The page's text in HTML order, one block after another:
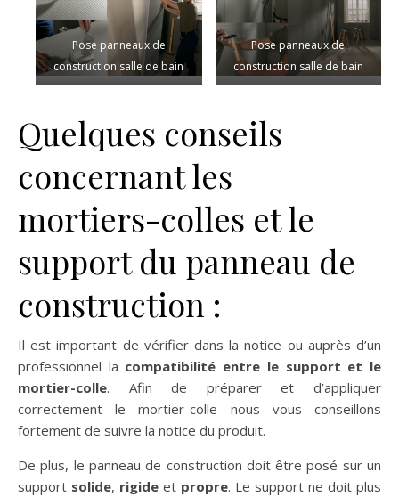
Pose panneaux de
construction salle de bain
Pose panneaux de
construction salle de bain
Quelques conseils
concernant les
mortiers-colles et le
support du panneau de
construction :
Il est important de vérifier dans la notice ou auprès d’un
professionnel la compatibilité entre le support et le
mortier-colle. Afin de préparer et d’appliquer
correctement le mortier-colle nous vous conseillons
fortement de suivre la notice du produit.
De plus, le panneau de construction doit être posé sur un
support solide, rigide et propre. Le support ne doit plus